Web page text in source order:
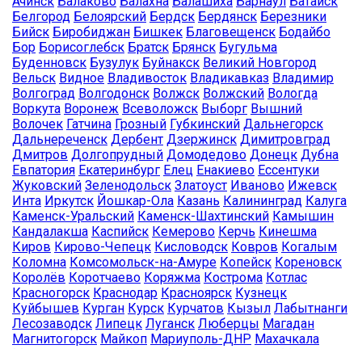
Белгород Белоярский Бердск Бердянск Березники
Бийск Биробиджан Бишкек Благовещенск Бодайбо
Бор Борисоглебск Братск Брянск Бугульма
Буденновск Бузулук Буйнакск Великий Новгород
Вельск Видное Владивосток Владикавказ Владимир
Волгоград Волгодонск Волжск Волжский Вологда
Воркута Воронеж Всеволожск Выборг Вышний
Волочек Гатчина Грозный Губкинский Дальнегорск
Дальнереченск Дербент Дзержинск Димитровград
Дмитров Долгопрудный Домодедово Донецк Дубна
Евпатория Екатеринбург Елец Енакиево Ессентуки
Жуковский Зеленодольск Златоуст Иваново Ижевск
Инта Иркутск Йошкар-Ола Казань Калининград Калуга
Каменск-Уральский Каменск-Шахтинский Камышин
Кандалакша Каспийск Кемерово Керчь Кинешма
Киров Кирово-Чепецк Кисловодск Ковров Когалым
Коломна Комсомольск-на-Амуре Копейск Кореновск
Королёв Коротчаево Коряжма Кострома Котлас
Красногорск Краснодар Красноярск Кузнецк
Куйбышев Курган Курск Курчатов Кызыл Лабытнанги
Лесозаводск Липецк Луганск Люберцы Магадан
Магнитогорск Майкоп Мариуполь-ДНР Махачкала